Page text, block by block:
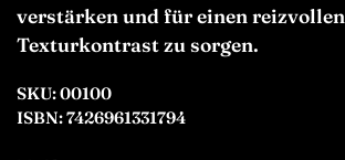
verstärken und für einen reizvollen
Texturkontrast zu sorgen.
SKU: 00100
ISBN: 7426961331794